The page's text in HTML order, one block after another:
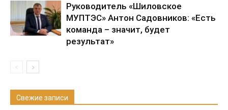
Руководитель «Шиловское
МУПТЭС» Антон Садовников: «Есть
команда – значит, будет
результат»
Свежие записи